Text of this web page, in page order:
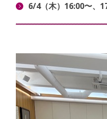
6/4（木）16:00〜、